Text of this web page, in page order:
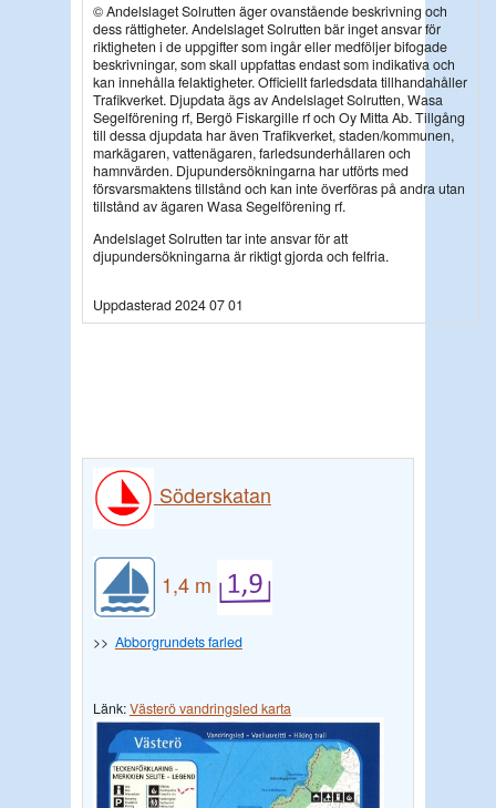
© Andelslaget Solrutten äger ovanstående beskrivning och
dess rättigheter. Andelslaget Solrutten bär inget ansvar för
riktigheten i de uppgifter som ingår eller medföljer bifogade
beskrivningar, som skall uppfattas endast som indikativa och
kan innehålla felaktigheter. Officiellt farledsdata tillhandahåller
Trafikverket. Djupdata ägs av Andelslaget Solrutten, Wasa
Segelförening rf, Bergö Fiskargille rf och Oy Mitta Ab. Tillgång
till dessa djupdata har även Trafikverket, staden/kommunen,
markägaren, vattenägaren, farledsunderhållaren och
hamnvärden. Djupundersökningarna har utförts med
försvarsmaktens tillstånd och kan inte överföras på andra utan
tillstånd av ägaren Wasa Segelförening rf.
Andelslaget Solrutten tar inte ansvar för att
djupundersökningarna är riktigt gjorda och felfria.
Uppdasterad 2024 07 01
Söderskatan
1,4 m
>> Abborgrundets farled
Länk:Västerö vandringsled karta